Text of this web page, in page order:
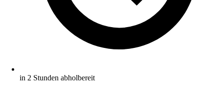
in 2 Stunden abholbereit